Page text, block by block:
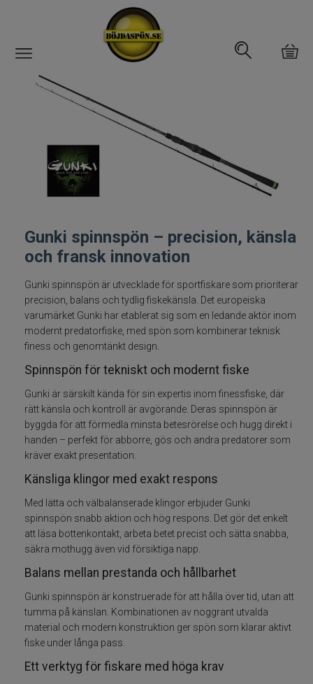
Gäddfemman
Interfiske
Spön
Spön till ädelfiske
Spön till flugfiske
Spön för gäddfiske
Spön till abborrfiske
Havsfiskespön
Haspelspön
Spinnspön
Teleskopspön
Vertikalspön
Metspön
Gunki spinnspön – precision, känsla
och fransk innovation
Gunki spinnspön är utvecklade för sportfiskare som prioriterar
precision, balans och tydlig fiskekänsla. Det europeiska
varumärket Gunki har etablerat sig som en ledande aktör inom
modernt predatorfiske, med spön som kombinerar teknisk
finess och genomtänkt design.
Spinnspön för tekniskt och modernt fiske
Gunki är särskilt kända för sin expertis inom finessfiske, där
rätt känsla och kontroll är avgörande. Deras spinnspön är
byggda för att förmedla minsta betesrörelse och hugg direkt i
handen – perfekt för abborre, gös och andra predatorer som
kräver exakt presentation.
Känsliga klingor med exakt respons
Med lätta och välbalanserade klingor erbjuder Gunki
spinnspön snabb aktion och hög respons. Det gör det enkelt
att läsa bottenkontakt, arbeta betet precist och sätta snabba,
säkra mothugg även vid försiktiga napp.
Balans mellan prestanda och hållbarhet
Gunki spinnspön är konstruerade för att hålla över tid, utan att
tumma på känslan. Kombinationen av noggrant utvalda
material och modern konstruktion ger spön som klarar aktivt
fiske under långa pass.
Ett verktyg för fiskare med höga krav